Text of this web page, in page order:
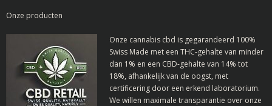
Onze producten
Onze cannabis cbd is gegarandeerd 100%
Swiss Made met een THC-gehalte van minder
dan 1% en een CBD-gehalte van 14% tot
18%, afhankelijk van de oogst, met
certificering door een erkend laboratorium.
We willen maximale transparantie over onze